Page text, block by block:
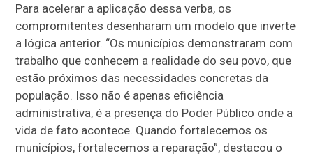
Para acelerar a aplicação dessa verba, os
compromitentes desenharam um modelo que inverte
a lógica anterior. “Os municípios demonstraram com
trabalho que conhecem a realidade do seu povo, que
estão próximos das necessidades concretas da
população. Isso não é apenas eficiência
administrativa, é a presença do Poder Público onde a
vida de fato acontece. Quando fortalecemos os
municípios, fortalecemos a reparação”, destacou o